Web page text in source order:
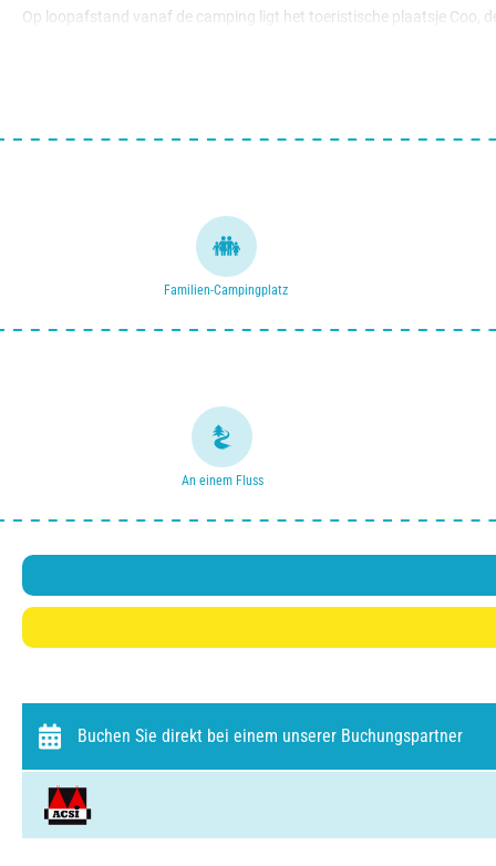
Op loopafstand vanaf de camping ligt het toeristische plaatsje Coo,
Familien-Campingplatz
An einem Fluss
Buchen Sie direkt bei einem unserer Buchungspartner